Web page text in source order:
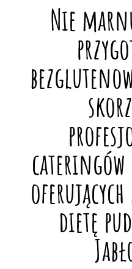
Nie
cateringów
dietę